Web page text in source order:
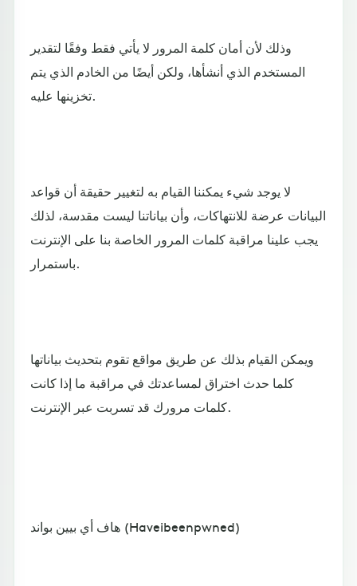
وذلك لأن أمان كلمة المرور لا يأتي فقط وفقًا لتقدير
المستخدم الذي أنشأها، ولكن أيضًا من الخادم الذي يتم
تخزينها عليه.
لا يوجد شيء يمكننا القيام به لتغيير حقيقة أن قواعد
البيانات عرضة للانتهاكات، وأن بياناتنا ليست مقدسة، لذلك
يجب علينا مراقبة كلمات المرور الخاصة بنا على الإنترنت
باستمرار.
ويمكن القيام بذلك عن طريق مواقع تقوم بتحديث بياناتها
كلما حدث اختراق لمساعدتك في مراقبة ما إذا كانت
كلمات مرورك قد تسربت عبر الإنترنت.
هاف أي بيين بواند (Haveibeenpwned)